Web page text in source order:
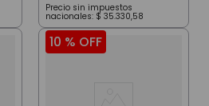
Precio sin impuestos
nacionales: $ 35.330,58
10 % OFF